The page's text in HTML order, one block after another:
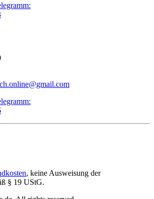
, keine Ausweisung der
§ 19 UStG.